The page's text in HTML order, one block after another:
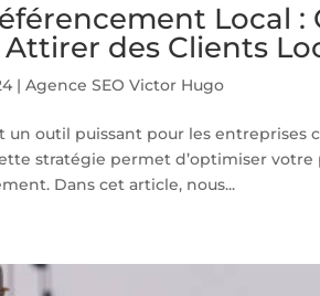
Local :
des Clients
|Agence SEO Victor Hugo
un outil puissant pour les entreprises
stratégie permet d’optimiser
Dans cet article, nous...